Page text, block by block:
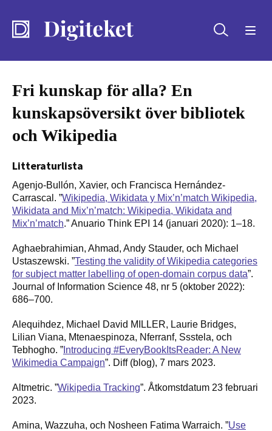
Sök
Fri kunskap för alla? En
kunskapsöversikt över bibliotek
och Wikipedia
Litteraturlista
Agenjo-Bullón, Xavier, och Francisca Hernández-
Carrascal. ”Wikipedia, Wikidata y Mix’n’match Wikipedia,
Wikidata and Mix’n’match: Wikipedia, Wikidata and
Mix’n’match.” Anuario Think EPI 14 (januari 2020): 1–18.
Aghaebrahimian, Ahmad, Andy Stauder, och Michael
Ustaszewski. ”Testing the validity of Wikipedia categories
for subject matter labelling of open-domain corpus data”.
Journal of Information Science 48, nr 5 (oktober 2022):
686–700.
Alequihdez, Michael David MILLER, Laurie Bridges,
Lilian Viana, Mtenaespinoza, Nferranf, Ssstela, och
Tebhogho. ” Introducing #EveryBookItsReader: A New
Wikimedia Campaign”. Diff (blog), 7 mars 2023.
Altmetric. ”Wikipedia Tracking”. Åtkomstdatum 23 februari
2023.
Amina, Wazzuha, och Nosheen Fatima Warraich. ”Use